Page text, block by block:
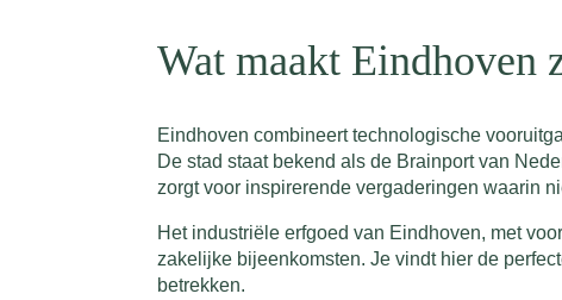
Wat maakt Eindhoven
Eindhoven combineert technologische
De stad staat bekend als de Brainport van
zorgt voor inspirerende vergaderingen waarin
Het industriële erfgoed van Eindhoven, met
zakelijke bijeenkomsten. Je vindt hier de
betrekken.